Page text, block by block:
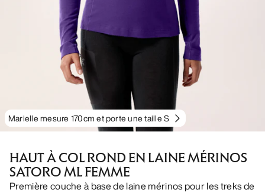
Marielle mesure 170cm et porte une taille S
HAUT À COL ROND EN LAINE MÉRINOS
SATORO ML FEMME
Première couche à base de laine mérinos pour les treks de